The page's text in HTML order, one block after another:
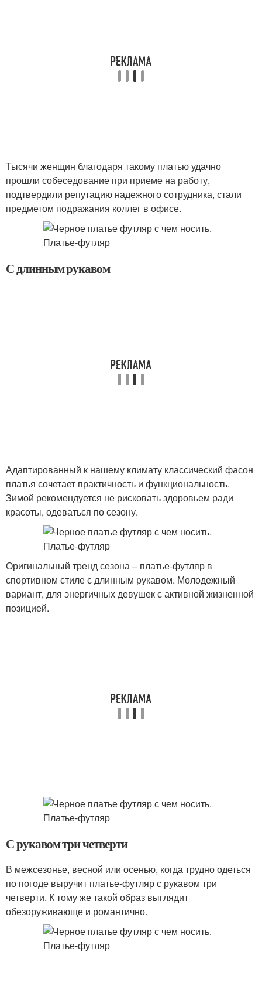
Тысячи женщин благодаря такому платью удачно
прошли собеседование при приеме на работу,
подтвердили репутацию надежного сотрудника, стали
предметом подражания коллег в офисе.
С длинным рукавом
Адаптированный к нашему климату классический фасон
платья сочетает практичность и функциональность.
Зимой рекомендуется не рисковать здоровьем ради
красоты, одеваться по сезону.
Оригинальный тренд сезона – платье-футляр в
спортивном стиле с длинным рукавом. Молодежный
вариант, для энергичных девушек с активной жизненной
позицией.
С рукавом три четверти
В межсезонье, весной или осенью, когда трудно одеться
по погоде выручит платье-футляр с рукавом три
четверти. К тому же такой образ выглядит
обезоруживающе и романтично.